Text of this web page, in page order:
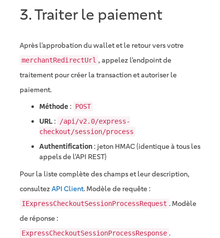
3. Traiter le paiement
Après l’approbation du wallet et le retour vers votre
merchantRedirectUrl , appelez l’endpoint de
traitement pour créer la transaction et autoriser le
paiement.
Méthode : POST
URL :
/api/v2.0/express-
checkout/session/process
Authentification : jeton HMAC (identique à tous les
appels de l’API REST)
Pour la liste complète des champs et leur description,
consultez API Client. Modèle de requête :
IExpressCheckoutSessionProcessRequest . Modèle
de réponse :
ExpressCheckoutSessionProcessResponse .